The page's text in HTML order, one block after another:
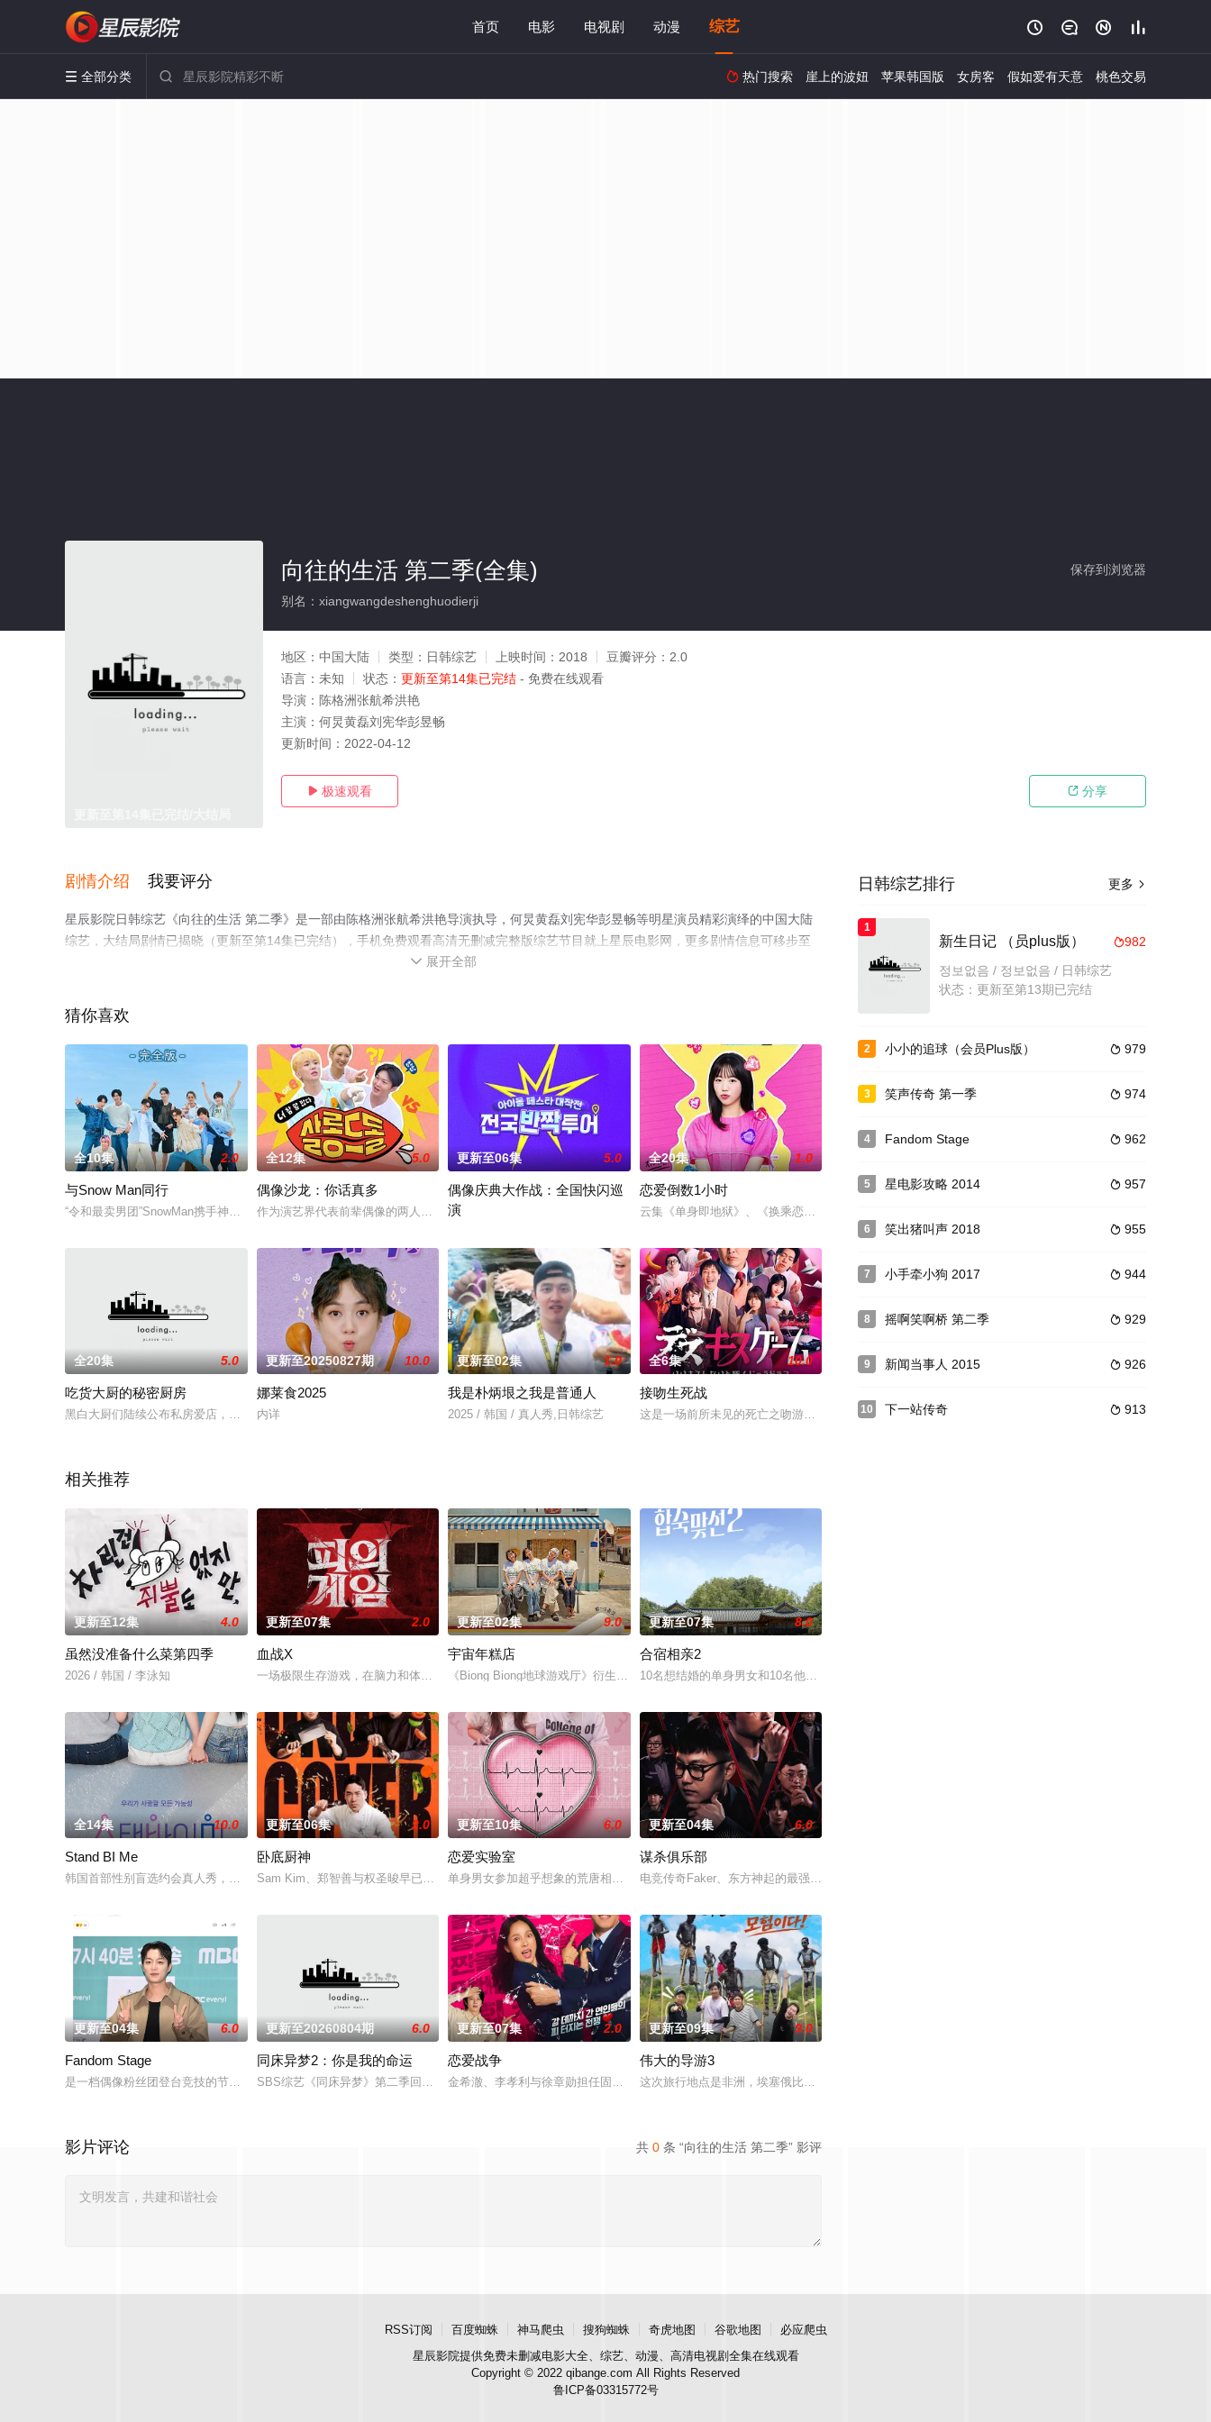
首页 电影 电视剧 动漫 综艺    
 全部分类   热门搜索 崖上的波妞 苹果韩国版 女房客 假如爱有天意 桃色交易
保存到浏览器
向往的生活 第二季(全集)
别名：xiangwangdeshenghuodierji
地区： 中国大陆 类型： 日韩综艺 上映时间： 2018 豆瓣评分： 2.0
语言： 未知 状态： 更新至第14集已完结 - 免费在线观看
导演： 陈格洲张航希洪艳
主演： 何炅黄磊刘宪华彭昱畅
更新时间： 2022-04-12
 极速观看  分享
剧情介绍 我要评分
星辰影院日韩综艺《向往的生活 第二季》是一部由陈格洲张航希洪艳导演执导，何炅黄磊刘宪华彭昱畅等明星演员精彩演绎的中国大陆
综艺，大结局剧情已揭晓（更新至第14集已完结），手机免费观看高清无删减完整版综艺节目就上星辰电影网，更多剧情信息可移步至
 展开全部
猜你喜欢
全10集 2.0
与Snow Man同行
“令和最卖男团”SnowMan携手神秘“第十位成员”，踏上一段难忘的旅程。看他们远离舞台与日常工作，从冲绳出发一路向北前往北海道。无脚本．零
全12集 5.0
偶像沙龙：你话真多
作为演艺界代表前辈偶像的两人将与K-POP偶像后辈嘉宾见面，不分领域，围绕多种主题展开尖锐的口才对决。
更新至06集 5.0
偶像庆典大作战：全国快闪巡
演
全20集 1.0
恋爱倒数1小时
云集《单身即地狱》、《换乘恋爱》、《恋爱兄妹》等历届人气恋综男嘉宾，挑战限时60分钟的SpeedDating
全20集 5.0
吃货大厨的秘密厨房
黑白大厨们陆续公布私房爱店，跟着他们品尝美味口袋清单。跟著名厨吃爆韩国巷弄美食！《黑白大厨：料理阶级大战》三位厨师“烹饪狂人”尹男老、“外送
更新至20250827期 10.0
娜莱食2025
内详
更新至02集 1.0
我是朴炳垠之我是普通人
2025 / 韩国 / 真人秀,日韩综艺
全6集 10.0
接吻生死战
这是一场前所未见的死亡之吻游戏，喜剧演员们大方展现欲望和即兴才华，让人笑到停不下来！谁能献上最棒
相关推荐
更新至12集 4.0
虽然没准备什么菜第四季
2026 / 韩国 / 李泳知
更新至07集 2.0
血战X
一场极限生存游戏，在脑力和体力最强的玩家之间回归团战
更新至02集 9.0
宇宙年糕店
《Biong Biong地球游戏厅》衍生综艺
更新至07集 8.0
合宿相亲2
10名想结婚的单身男女和10名他们的母亲一起合住了6天5夜，为了“结婚”的一个目标而奔跑。
全14集 10.0
Stand BI Me
韩国首部性别盲选约会真人秀，展现多样爱情的可能性。 他爱她，他爱他，她爱她。 是兄弟，是姐妹，是情敌。 今天爱男人明天爱女人，今天是情敌明天
更新至06集 2.0
卧底厨神
Sam Kim、郑智善与权圣晙早已在韩国料理界闯出名号，成为备受瞩目的主厨，却多年未回到第一线当台前厨。为了证明实力不减，他们将前往启发各自
更新至10集 6.0
恋爱实验室
单身男女参加超乎想象的荒唐相亲，从第一次见面开始，脑停止的情况就接连不断。在如此异想天开的情境中，爱情真的能绽放吗？ 以16名参加者
更新至04集 6.0
谋杀俱乐部
电竞传奇Faker、东方神起的最强昌珉、TXT的杋圭等神级阵容破天荒集结，同场大玩推理游戏！面对真真假
更新至04集 6.0
Fandom Stage
是一档偶像粉丝团登台竞技的节目。据悉，GOD、BigBang、SHINee、EXO、TWICE、MONSTA X 和 SEVENTEEN 等
更新至20260804期 6.0
同床异梦2：你是我的命运
SBS综艺《同床异梦》第二季回归，金九拉、徐章勋搭档主持，主题由第一季亲子关系转向夫妻关系，在中国发展的韩国女演员秋瓷炫及丈夫于晓光作为嘉宾
更新至07集 2.0
恋爱战争
金希澈、李孝利与徐章勋担任固定MC，由“恋爱高手”主持团亲自接触濒临分手的情侣，代替他们进行协商并做出最终抉择。
更新至09集 9.0
伟大的导游3
这次旅行地点是非洲，埃塞俄比亚 여행지로 생각해본 적도 없는 미지의 나라로! 생소한 나라 출신의 대한외
共 0 条 “向往的生活 第二季” 影评
影片评论
更多 
日韩综艺排行
1
982
新生日记 （员plus版）
정보없음 / 정보없음 / 日韩综艺
状态：更新至第13期已完结
2  979
小小的追球（会员Plus版）
3  974
笑声传奇 第一季
4  962
Fandom Stage
5  957
星电影攻略 2014
6  955
笑出猪叫声 2018
7  944
小手牵小狗 2017
8  929
摇啊笑啊桥 第二季
9  926
新闻当事人 2015
10  913
下一站传奇
RSS订阅 百度蜘蛛 神马爬虫 搜狗蜘蛛 奇虎地图 谷歌地图
必应爬虫
星辰影院提供免费未删减电影大全、综艺、动漫、高清电视剧全集在线观看
Copyright © 2022 qibange.com All Rights Reserved
鲁ICP备03315772号